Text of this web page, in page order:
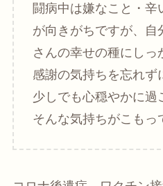
闘病中は嫌なこと・辛
が向きがちですが、自
さんの幸せの種にしっ
感謝の気持ちを忘れず
少しでも心穏やかに過
そんな気持ちがこもっ